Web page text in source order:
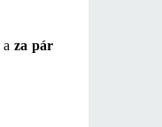
a za pár